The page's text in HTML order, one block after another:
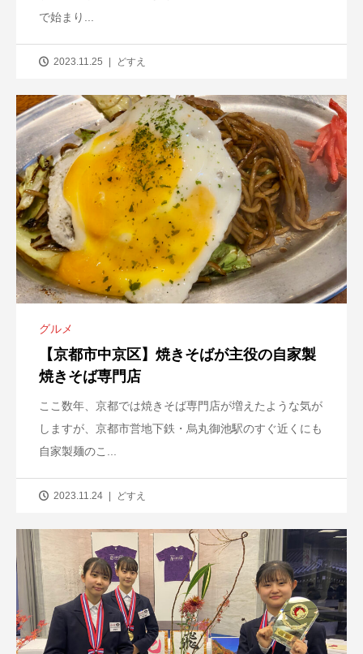
で始まり...
2023.11.25 どすえ
グルメ
【京都市中京区】焼きそばが主役の自家製
焼きそば専門店
ここ数年、京都では焼きそば専門店が増えたような気が
しますが、京都市営地下鉄・烏丸御池駅のすぐ近くにも
自家製麺のこ...
2023.11.24 どすえ